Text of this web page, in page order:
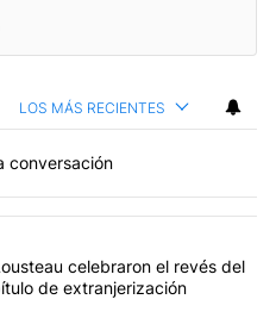
LOS MÁS RECIENTES
conversación
con más comentarios en los
"Grabois, Moreau y
celebraron el revés del
de extranjerización